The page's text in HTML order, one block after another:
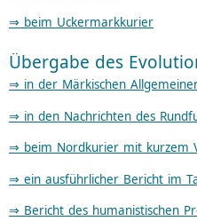
⇒ beim Uckermarkkurier
Übergabe des
⇒ in der Märki­schen
⇒ in den Nachrich­ten des
⇒ beim Nord­ku­rier mit kurzem
⇒ ein ausführ­li­cher Bericht im
⇒ Bericht des huma­nis­ti­schen